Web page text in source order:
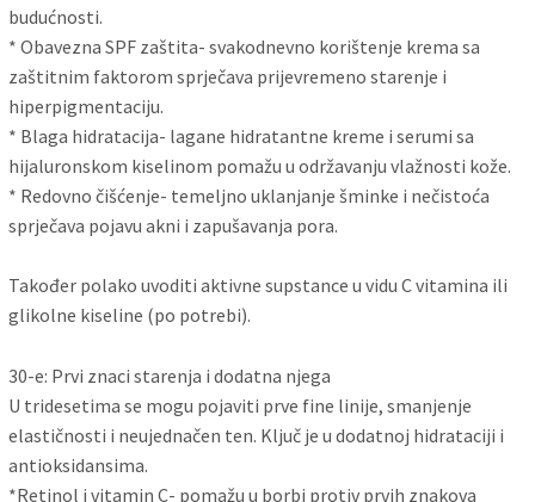
budućnosti.
* Obavezna SPF zaštita- svakodnevno korištenje krema sa
zaštitnim faktorom sprječava prijevremeno starenje i
hiperpigmentaciju.
* Blaga hidratacija- lagane hidratantne kreme i serumi sa
hijaluronskom kiselinom pomažu u održavanju vlažnosti kože.
* Redovno čišćenje- temeljno uklanjanje šminke i nečistoća
sprječava pojavu akni i zapušavanja pora.
Također polako uvoditi aktivne supstance u vidu C vitamina ili
glikolne kiseline (po potrebi).
30-e: Prvi znaci starenja i dodatna njega
U tridesetima se mogu pojaviti prve fine linije, smanjenje
elastičnosti i neujednačen ten. Ključ je u dodatnoj hidrataciji i
antioksidansima.
*Retinol i vitamin C- pomažu u borbi protiv prvih znakova